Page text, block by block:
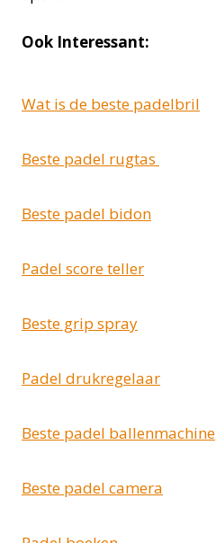
Ook Interessant:
Wat is de beste padelbril
Beste padel rugtas
Beste padel bidon
Padel score teller
Beste grip spray
Padel drukregelaar
Beste padel ballenmachine
Beste padel camera